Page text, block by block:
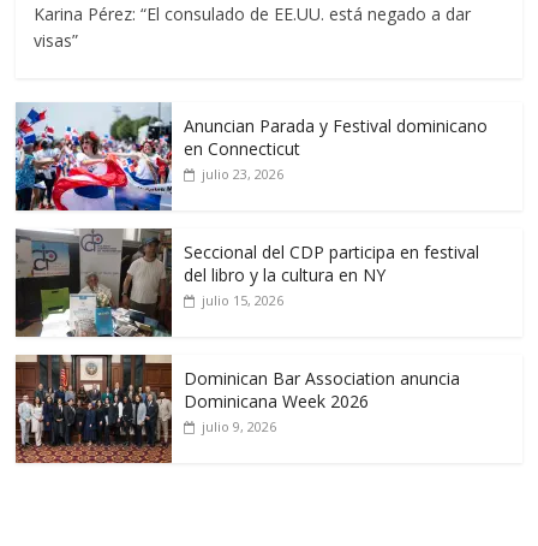
Karina Pérez: “El consulado de EE.UU. está negado a dar
visas”
Anuncian Parada y Festival dominicano
en Connecticut
julio 23, 2026
Seccional del CDP participa en festival
del libro y la cultura en NY
julio 15, 2026
Dominican Bar Association anuncia
Dominicana Week 2026
julio 9, 2026